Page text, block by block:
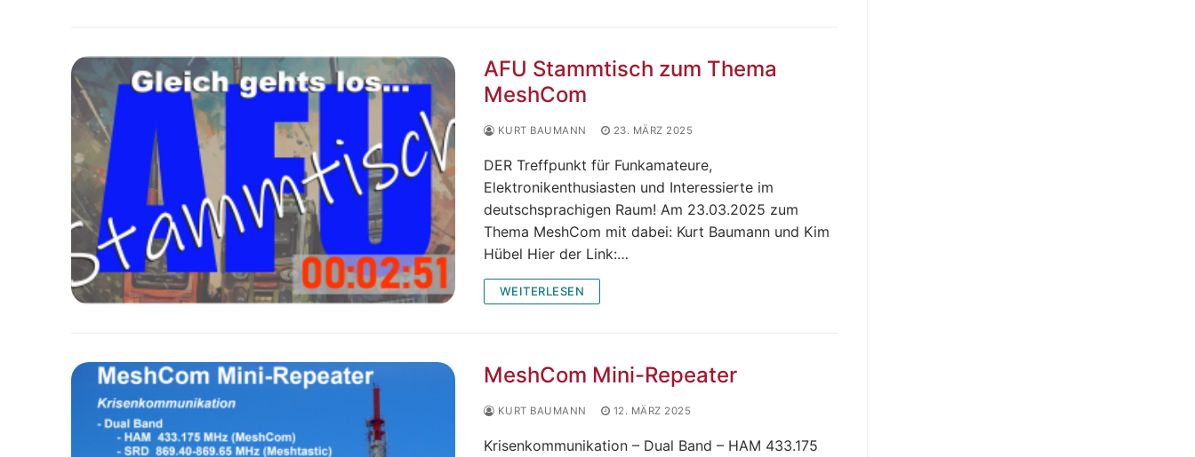
AFU Stammtisch zum Thema
MeshCom
KURT BAUMANN 23. MÄRZ 2025
DER Treffpunkt für Funkamateure,
Elektronikenthusiasten und Interessierte im
deutschsprachigen Raum! Am 23.03.2025 zum
Thema MeshCom mit dabei: Kurt Baumann und Kim
Hübel Hier der Link:…
WEITERLESEN
MeshCom Mini-Repeater
KURT BAUMANN 12. MÄRZ 2025
Krisenkommunikation – Dual Band – HAM 433.175